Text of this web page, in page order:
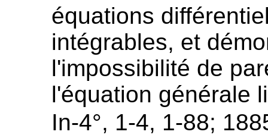
équations
intégrables, et
l'impossibilité de
l'équation générale
In-4°, 1-4, 1-88;